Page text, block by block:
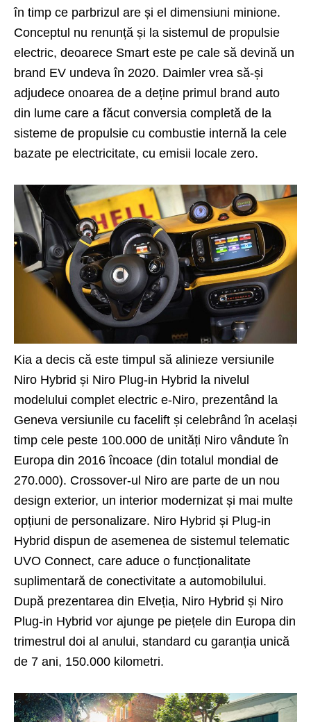
în timp ce parbrizul are și el dimensiuni minione.
Conceptul nu renunță și la sistemul de propulsie
electric, deoarece Smart este pe cale să devină un
brand EV undeva în 2020. Daimler vrea să-și
adjudece onoarea de a deține primul brand auto
din lume care a făcut conversia completă de la
sisteme de propulsie cu combustie internă la cele
bazate pe electricitate, cu emisii locale zero.
Kia a decis că este timpul să alinieze versiunile
Niro Hybrid și Niro Plug-in Hybrid la nivelul
modelului complet electric e-Niro, prezentând la
Geneva versiunile cu facelift și celebrând în același
timp cele peste 100.000 de unități Niro vândute în
Europa din 2016 încoace (din totalul mondial de
270.000). Crossover-ul Niro are parte de un nou
design exterior, un interior modernizat și mai multe
opțiuni de personalizare. Niro Hybrid și Plug-in
Hybrid dispun de asemenea de sistemul telematic
UVO Connect, care aduce o funcționalitate
suplimentară de conectivitate a automobilului.
După prezentarea din Elveția, Niro Hybrid și Niro
Plug-in Hybrid vor ajunge pe piețele din Europa din
trimestrul doi al anului, standard cu garanția unică
de 7 ani, 150.000 kilometri.